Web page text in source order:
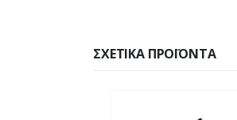
ΣΧΕΤΙΚΆ ΠΡΟΪΌΝΤΑ